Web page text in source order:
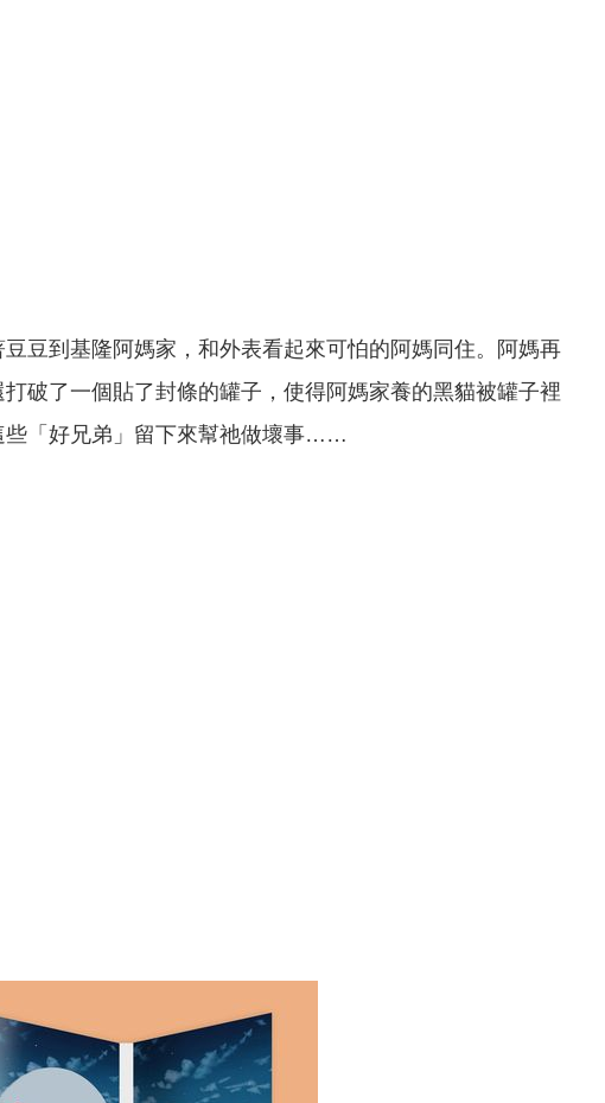
豆到基隆阿媽家，和外表看起來可怕的阿媽同住。阿媽再
破了一個貼了封條的罐子，使得阿媽家養的黑貓被罐子裡
些「好兄弟」留下來幫祂做壞事……